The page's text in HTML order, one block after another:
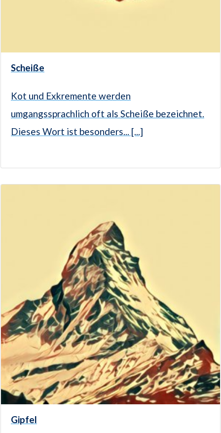
Scheiße
Kot und Exkremente werden
umgangssprachlich oft als Scheiße bezeichnet.
Dieses Wort ist besonders... [...]
Gipfel